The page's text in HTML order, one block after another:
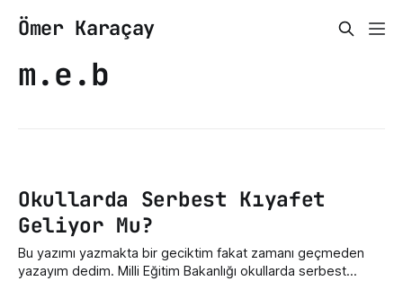
Ömer Karaçay
m.e.b
Okullarda Serbest Kıyafet
Geliyor Mu?
Bu yazımı yazmakta bir geciktim fakat zamanı geçmeden
yazayım dedim. Milli Eğitim Bakanlığı okullarda serbest